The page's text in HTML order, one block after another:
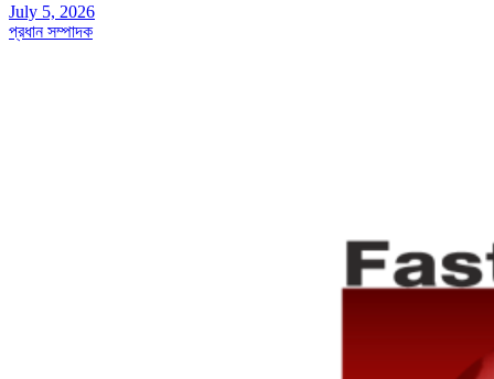
July 5, 2026
প্রধান সম্পাদক